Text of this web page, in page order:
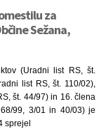
za
Sežana,
(Uradni list RS, št.
list RS, št. 110/02),
št. 44/97) in 16. člena
99, 3/01 in 40/03) je
sprejel